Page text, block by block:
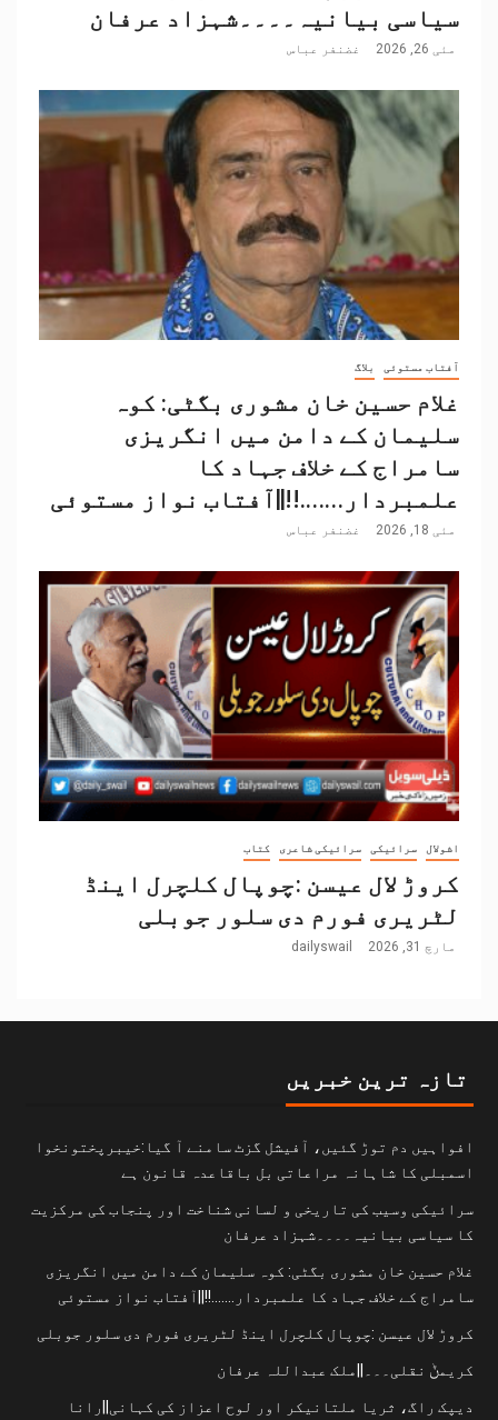
سیاسی بیانیہ۔۔۔۔شہزاد عرفان
مئی 26, 2026 غضنفر عباس
آفتاب مستوئی بلاگ
غلام حسین خان مشوری بگٹی: کوہ
سلیمان کے دامن میں انگریزی
سامراج کے خلاف جہاد کا
علمبردار…….!!||آفتاب نواز مستوئی
مئی 18, 2026 غضنفر عباس
اشولال سرائیکی سرائیکی شاعری کتاب
کروڑ لال عیسن :چوپال کلچرل اینڈ
لٹریری فورم دی سلور جوبلی
مارچ 31, 2026 dailyswail
تازہ ترین خبریں
افواہیں دم توڑ گئیں، آفیشل گزٹ سامنے آ گیا:خیبرپختونخوا
اسمبلی کا شاہانہ مراعاتی بل باقاعدہ قانون ہے
سرائیکی وسیب کی تاریخی و لسانی شناخت اور پنجاب کی مرکزیت
کا سیاسی بیانیہ۔۔۔۔شہزاد عرفان
غلام حسین خان مشوری بگٹی: کوہ سلیمان کے دامن میں انگریزی
سامراج کے خلاف جہاد کا علمبردار…….!!||آفتاب نواز مستوئی
کروڑ لال عیسن :چوپال کلچرل اینڈ لٹریری فورم دی سلور جوبلی
کریمݨ نقلی۔۔۔||ملک عبداللہ عرفان
دیپک راگ، ثریا ملتانیکر اور لوح اعزاز کی کہانی||رانا